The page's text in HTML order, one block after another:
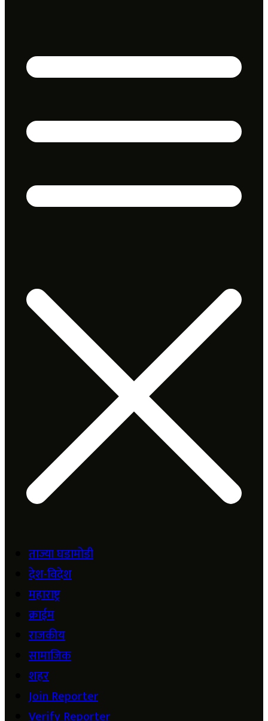
ताज्या घडामोडी
देश-विदेश
महाराष्ट्र
क्राईम
राजकीय
सामाजिक
शहर
Join Reporter